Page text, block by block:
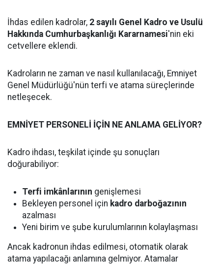
İhdas edilen kadrolar, 2 sayılı Genel Kadro ve Usulü
Hakkında Cumhurbaşkanlığı Kararnamesi'nin eki
cetvellere eklendi.
Kadroların ne zaman ve nasıl kullanılacağı, Emniyet
Genel Müdürlüğü'nün terfi ve atama süreçlerinde
netleşecek.
EMNİYET PERSONELİ İÇİN NE ANLAMA GELİYOR?
Kadro ihdası, teşkilat içinde şu sonuçları
doğurabiliyor:
Terfi imkânlarının genişlemesi
Bekleyen personel için kadro darboğazının
azalması
Yeni birim ve şube kurulumlarının kolaylaşması
Ancak kadronun ihdas edilmesi, otomatik olarak
atama yapılacağı anlamına gelmiyor. Atamalar